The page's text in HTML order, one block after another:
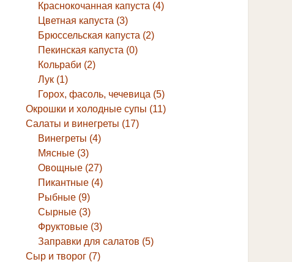
Краснокочанная капуста (4)
Цветная капуста (3)
Брюссельская капуста (2)
Пекинская капуста (0)
Кольраби (2)
Лук (1)
Горох, фасоль, чечевица (5)
Окрошки и холодные супы (11)
Салаты и винегреты (17)
Винегреты (4)
Мясные (3)
Овощные (27)
Пикантные (4)
Рыбные (9)
Сырные (3)
Фруктовые (3)
Заправки для салатов (5)
Сыр и творог (7)